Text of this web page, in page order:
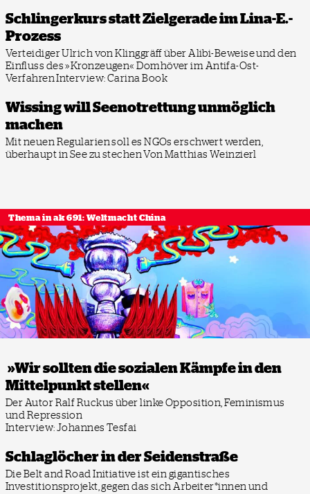
Schlingerkurs statt Zielgerade im Lina-E.-
Prozess
Verteidiger Ulrich von Klinggräff über Alibi-Beweise und den
Einfluss des »Kronzeugen« Domhöver im Antifa-Ost-
VerfahrenInterview: Carina Book
Wissing will Seenotrettung unmöglich
machen
Mit neuen Regularien soll es NGOs erschwert werden,
überhaupt in See zu stechenVon Matthias Weinzierl
Thema in ak 691: Weltmacht China
»Wir sollten die sozialen Kämpfe in den
Mittelpunkt stellen«
Der Autor Ralf Ruckus über linke Opposition, Feminismus
und Repression
Interview: Johannes Tesfai
Schlaglöcher in der Seidenstraße
Die Belt and Road Initiative ist ein gigantisches
Investitionsprojekt, gegen das sich Arbeiter*innen und